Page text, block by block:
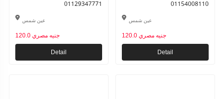
01129347771
عين شمس
120.0 جنيه مصري
Detail
01154008110
عين شمس
120.0 جنيه مصري
Detail